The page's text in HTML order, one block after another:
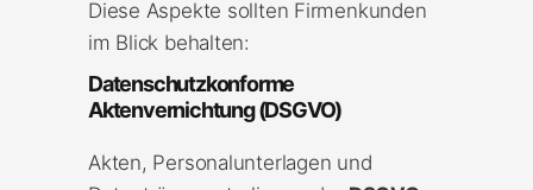
Diese Aspekte sollten Firmenkunden
im Blick behalten:
Datenschutzkonforme
Aktenvernichtung (DSGVO)
Akten, Personalunterlagen und